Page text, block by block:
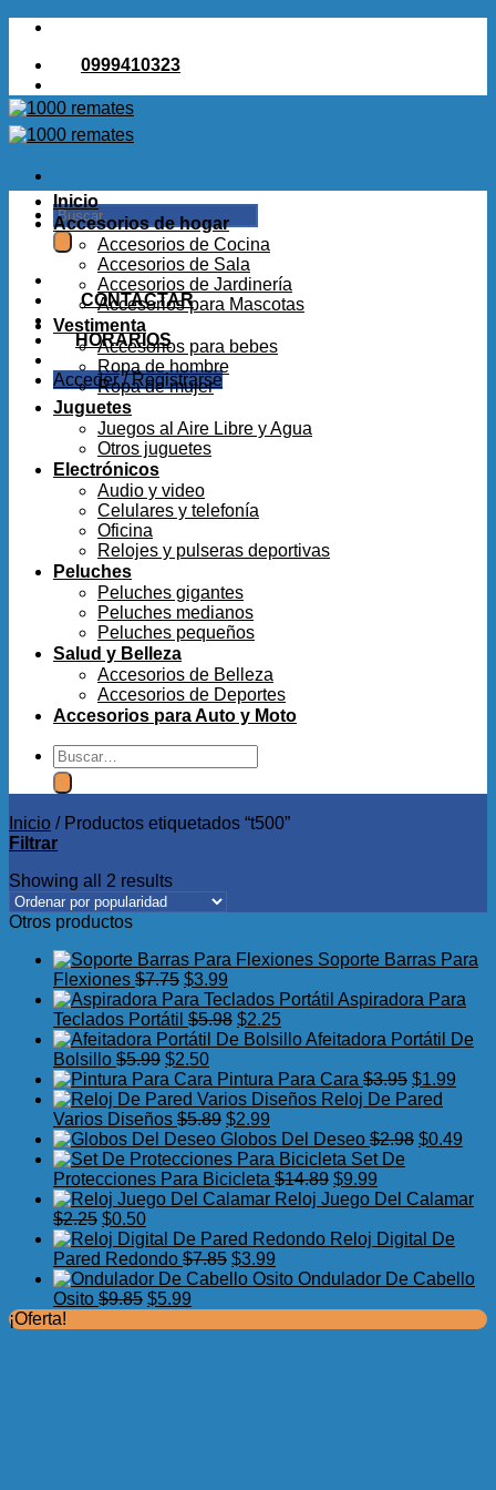
Saltar
contenido0999410323
Buscar
por:
CONTACTAR
HORARIOS
Acceder / Registrarse
Inicio
Accesorios de hogar
Accesorios de Cocina
Accesorios de Sala
Accesorios de Jardinería
Accesorios para Mascotas
Vestimenta
Accesorios para bebes
Ropa de hombre
Ropa de mujer
Juguetes
Juegos al Aire Libre y Agua
Otros juguetes
Electrónicos
Audio y video
Celulares y telefonía
Oficina
Relojes y pulseras deportivas
Peluches
Peluches gigantes
Peluches medianos
Peluches pequeños
Salud y Belleza
Accesorios de Belleza
Accesorios de Deportes
Accesorios para Auto y Moto
Buscar
por:
Inicio /Productos etiquetados “t500”
Filtrar
Showing all 2 results
Otros productos
Soporte Barras Para
Flexiones $7.75 El
precio
original
era:
$7.75.
$3.99
precio
actual
es:
Aspiradora Para
Teclados Portátil $5.98 El
precio
era:
$5.98.
$2.25El
precio
es:
$2.25.
Afeitadora Portátil De
Bolsillo $5.99 El
precio
original
era:
$5.99.
$2.50El
precio
actual
es:
$2.50.
Pintura Para Cara $3.95 El
precio
era:
$1.99
es:
Reloj De Pared
Varios Diseños $5.89 El
precio
original
era:
$5.89.
$2.99
precio
actual
es:
$2.99.
Globos Del Deseo $2.98 El
era:
$0.49
es:
Set De
Protecciones Para Bicicleta $14.89 El
precio
era:
$9.99
precio
es:
Reloj Juego Del Calamar
$2.25 El
precio
original
era:
$2.25.
$0.50El
precio
actual
es:
$0.50.
Reloj Digital De
Pared Redondo $7.85 El
precio
$3.99
precioOndulador De Cabello
Osito $9.85 El
$5.99
¡Oferta!